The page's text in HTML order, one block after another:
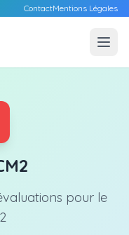
ContactMentions Légales
pour le